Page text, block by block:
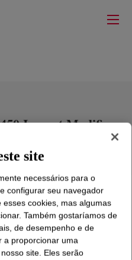
Impact Modifier
site
necessários para o
configurar seu navegador
cookies, mas algumas
Também gostaríamos de
de desempenho e de
a proporcionar uma
site. Eles serão